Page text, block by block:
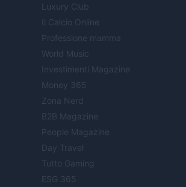
Luxury Club
Il Calcio Online
Professione mamma
World Music
Investimenti Magazine
Money 365
Zona Nerd
B2B Magazine
People Magazine
Day Travel
Tutto Gaming
ESG 365